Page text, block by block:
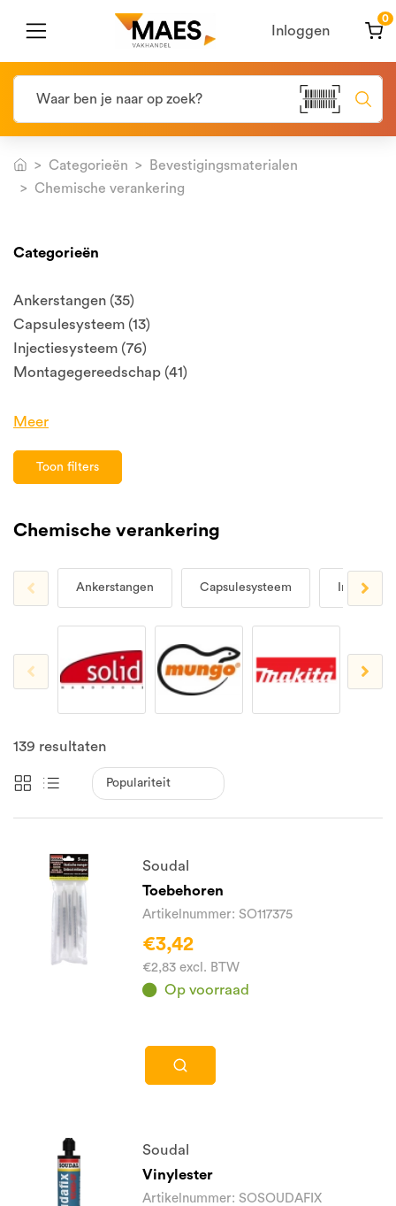
Inloggen
0
Categorieën
Bevestigingsmaterialen
Chemische verankering
Categorieën
Ankerstangen (35)
Capsulesysteem (13)
Injectiesysteem (76)
Montagegereedschap (41)
Meer
Toon filters
Chemische verankering
Ankerstangen Capsulesysteem
139 resultaten
Soudal
Toebehoren
Artikelnummer: SO117375
€3,42
€2,83 excl. BTW
Op voorraad
Soudal
Vinylester
Artikelnummer: SOSOUDAFIX